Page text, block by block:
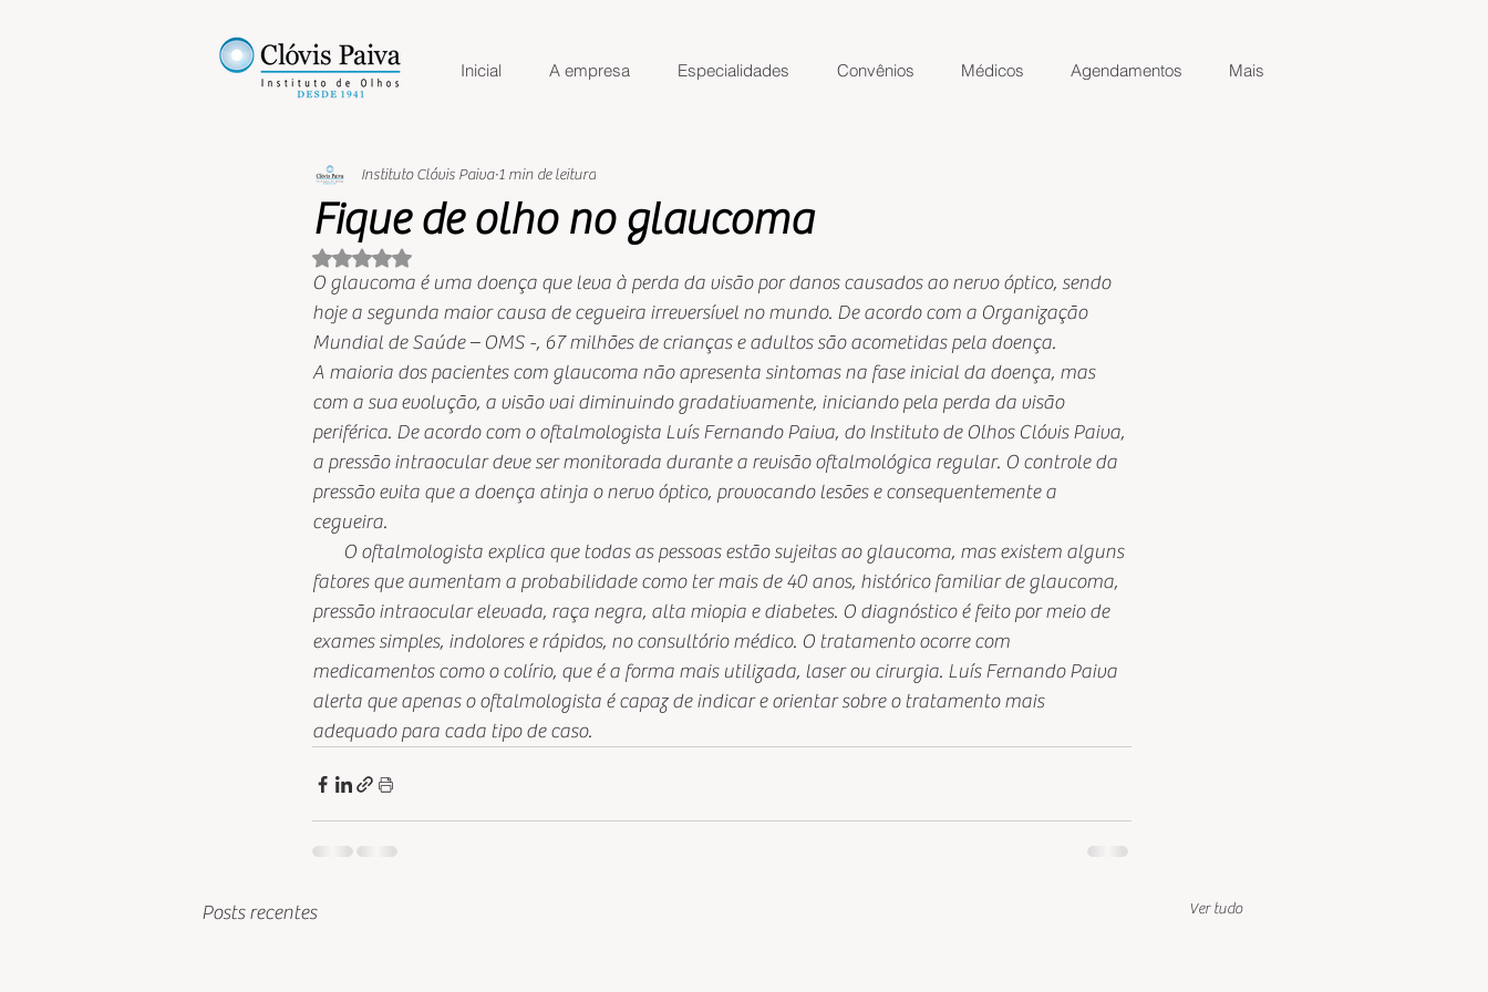
Inicial A empresa Especialidades Convênios Médicos Agendamentos Mais
Fique de olho no glaucoma
Instituto Clóvis Paiva 1 min de leitura
Avaliado com NaN de 5 estrelas.
O glaucoma é uma doença que leva à perda da visão por danos causados ao nervo óptico, sendo
hoje a segunda maior causa de cegueira irreversível no mundo. De acordo com a Organização
Mundial de Saúde – OMS -, 67 milhões de crianças e adultos são acometidas pela doença.
A maioria dos pacientes com glaucoma não apresenta sintomas na fase inicial da doença, mas
com a sua evolução, a visão vai diminuindo gradativamente, iniciando pela perda da visão
periférica. De acordo com o oftalmologista Luís Fernando Paiva, do Instituto de Olhos Clóvis Paiva,
a pressão intraocular deve ser monitorada durante a revisão oftalmológica regular. O controle da
pressão evita que a doença atinja o nervo óptico, provocando lesões e consequentemente a
cegueira.
O oftalmologista explica que todas as pessoas estão sujeitas ao glaucoma, mas existem alguns
fatores que aumentam a probabilidade como ter mais de 40 anos, histórico familiar de glaucoma,
pressão intraocular elevada, raça negra, alta miopia e diabetes. O diagnóstico é feito por meio de
exames simples, indolores e rápidos, no consultório médico. O tratamento ocorre com
medicamentos como o colírio, que é a forma mais utilizada, laser ou cirurgia. Luís Fernando Paiva
alerta que apenas o oftalmologista é capaz de indicar e orientar sobre o tratamento mais
adequado para cada tipo de caso.
Posts recentes Ver tudo